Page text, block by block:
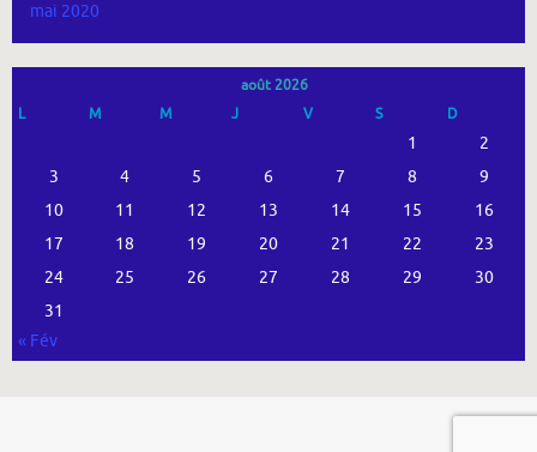
mai 2020
août 2026
L
M M J V S D
1
2
3
4 5 6 7 8
9
10
11 12 13 14 15
16
17
18 19 20 21 22
23
24
25 26 27 28 29
30
31
« Fév